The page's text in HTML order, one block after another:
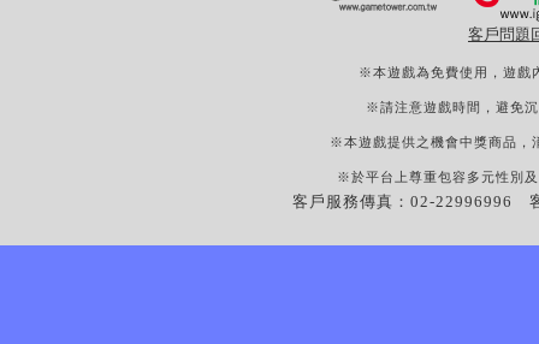
客戶問題
※本遊戲為免費使用，遊戲
※請注意遊戲時間，避免
※本遊戲提供之機會中獎商品，
※於平台上尊重包容多元性別
客戶服務傳真：02-22996996